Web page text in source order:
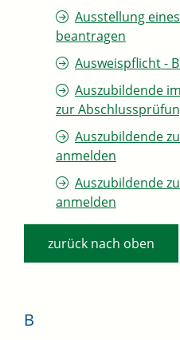
Ausstellung
beantragen
Ausweispflicht -
Auszubildende
zur
Auszubildende
anmelden
Auszubildende
anmelden
zurück nach oben
B